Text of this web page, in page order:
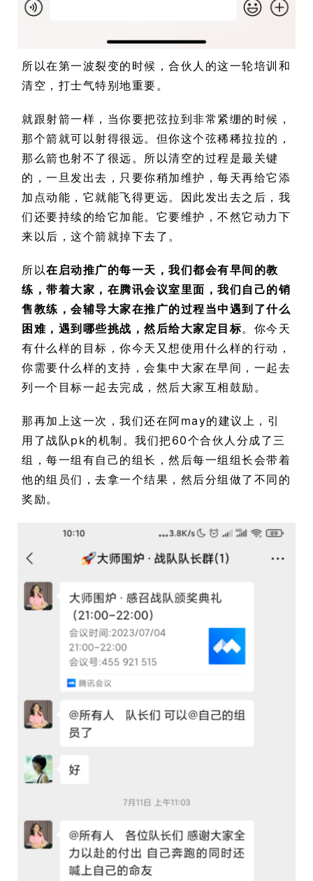
所以在第一波裂变的时候，合伙人的这一轮培训和
清空，打士气特别地重要。
就跟射箭一样，当你要把弦拉到非常紧绷的时候，
那个箭就可以射得很远。但你这个弦稀稀拉拉的，
那么箭也射不了很远。所以清空的过程是最关键
的，一旦发出去，只要你稍加维护，每天再给它添
加点动能，它就能飞得更远。因此发出去之后，我
们还要持续的给它加能。它要维护，不然它动力下
来以后，这个箭就掉下去了。
所以在启动推广的每一天，我们都会有早间的教
练，带着大家，在腾讯会议室里面，我们自己的销
售教练，会辅导大家在推广的过程当中遇到了什么
困难，遇到哪些挑战，然后给大家定目标。你今天
有什么样的目标，你今天又想使用什么样的行动，
你需要什么样的支持，会集中大家在早间，一起去
列一个目标一起去完成，然后大家互相鼓励。
那再加上这一次，我们还在阿may的建议上，引
用了战队pk的机制。我们把60个合伙人分成了三
组，每一组有自己的组长，然后每一组组长会带着
他的组员们，去拿一个结果，然后分组做了不同的
奖励。